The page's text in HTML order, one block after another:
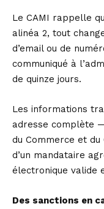
Le CAMI rappelle
alinéa 2, tout
d’email ou de
communiqué à
de quinze jours.
Les informations
adresse complète
du Commerce et
d’un mandataire
électronique valide
Des sanctions en